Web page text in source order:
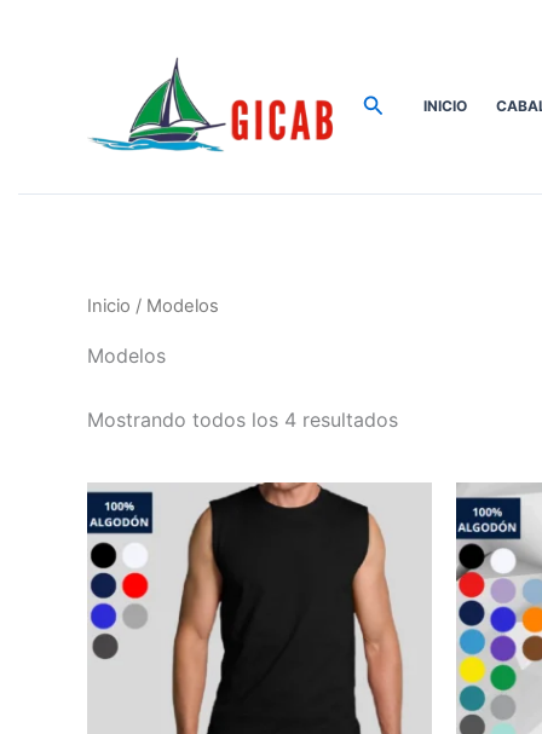
BuscarINICIO
Inicio / Modelos
Modelos
Mostrando todos los 4 resultados
Price
range:
producto
tiene
múltiples
variantes.
Las
opciones
se